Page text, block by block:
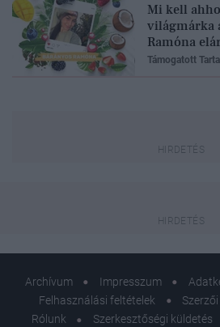
Mi kell
világmárka
Ramóna
Támogatott
Archívum Impresszum
Felhasználási feltételek
Rólunk
Szerkesztőségi küldetés